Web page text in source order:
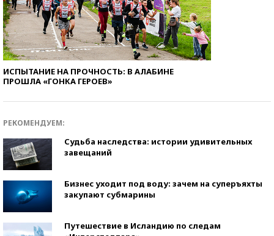
ИСПЫТАНИЕ НА ПРОЧНОСТЬ: В АЛАБИНЕ
ПРОШЛА «ГОНКА ГЕРОЕВ»
РЕКОМЕНДУЕМ:
Судьба наследства: истории удивительных
завещаний
Бизнес уходит под воду: зачем на суперъяхты
закупают субмарины
Путешествие в Исландию по следам